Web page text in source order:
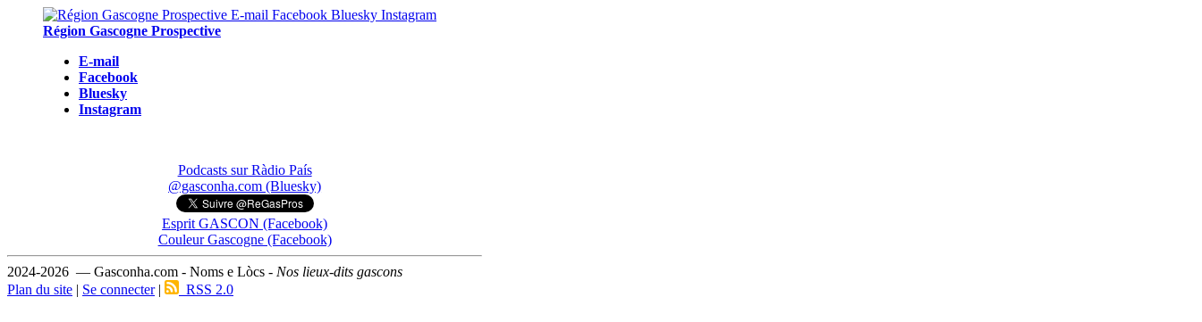
Région Gascogne Prospective
E-mail
Facebook
Bluesky
Instagram
Podcasts sur Ràdio País
@gasconha.com (Bluesky)
Esprit GASCON (Facebook)
Couleur Gascogne (Facebook)
2024-2026 — Gasconha.com - Noms e Lòcs - Nos lieux-dits gascons
Plan du site | Se connecter| RSS 2.0